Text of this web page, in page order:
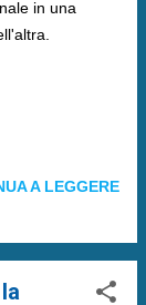
in una
A LEGGERE